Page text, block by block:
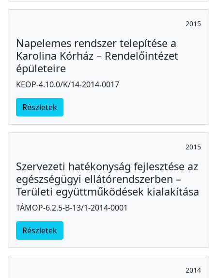
2015
Napelemes rendszer telepítése a
Karolina Kórház – Rendelőintézet
épületeire
KEOP-4.10.0/K/14-2014-0017
Részletek
2015
Szervezeti hatékonyság fejlesztése az
egészségügyi ellátórendszerben –
Területi együttműködések kialakítása
TÁMOP-6.2.5-B-13/1-2014-0001
Részletek
2014